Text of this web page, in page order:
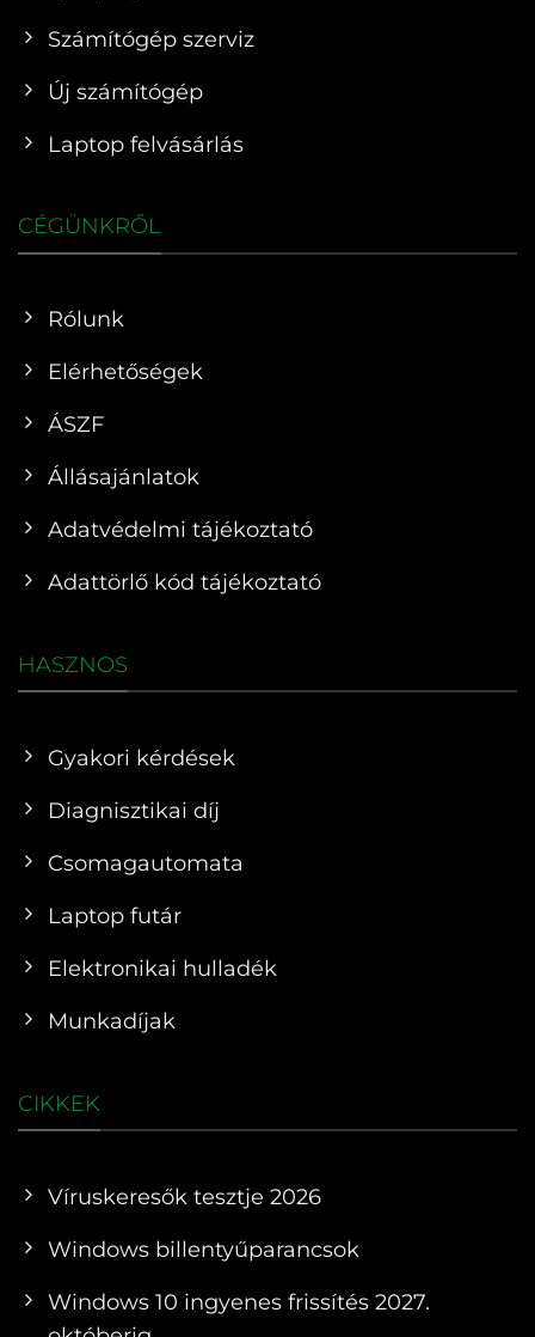
Számítógép szerviz
Új számítógép
Laptop felvásárlás
CÉGÜNKRŐL
Rólunk
Elérhetőségek
ÁSZF
Állásajánlatok
Adatvédelmi tájékoztató
Adattörlő kód tájékoztató
HASZNOS
Gyakori kérdések
Diagnisztikai díj
Csomagautomata
Laptop futár
Elektronikai hulladék
Munkadíjak
CIKKEK
Víruskeresők tesztje 2026
Windows billentyűparancsok
Windows 10 ingyenes frissítés 2027.